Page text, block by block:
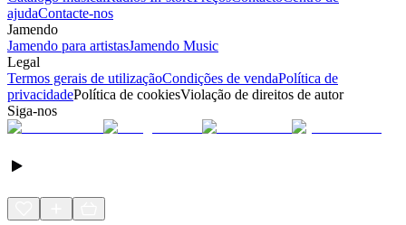
ajudaContacte-nos
Jamendo
Jamendo para artistasJamendo Music
Legal
Termos gerais de utilizaçãoCondições de vendaPolítica de
privacidadePolítica de cookiesViolação de direitos de autor
Siga-nos